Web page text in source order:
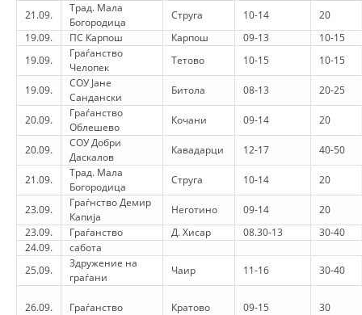
VOLUNTEER MANAGEMENT
ACTION
STRATEGIES
EDUCATIONAL AND INFORMATIVE MATERIAL
21.09.
Трад. Мала
Богородица
Струга 10-14
20
19.09.
ПС Карпош Карпош 09-13
10-15
19.09.
Граѓанство
Челопек
Тетово 10-15 10-15
19.09.
СОУ Јане
Сандански
Битола 08-13 20-25
20.09.
Граѓанство
Облешево
Кочани 09-14 20
20.09.
СОУ Добри
Даскалов
Кавадарци 12-17 40-50
21.09.
Трад. Мала
Богородица
Струга 10-14 20
23.09.
Граѓнство Демир
Капија
Неготино 09-14
20
23.09.
Граѓанство Д. Хисар 08.30-13
30-40
24.09.
сабота
25.09.
Здружение на
граѓани
Чаир 11-16 30-40
26.09. Граѓанство Кратово 09-15 30